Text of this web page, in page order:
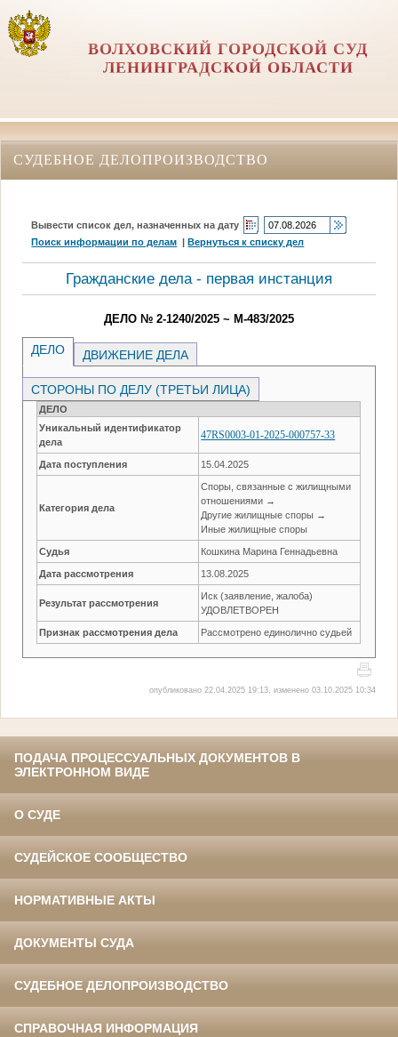
ВОЛХОВСКИЙ ГОРОДСКОЙ СУД
ЛЕНИНГРАДСКОЙ ОБЛАСТИ
СУДЕБНОЕ ДЕЛОПРОИЗВОДСТВО
Вывести список дел, назначенных на дату
Поиск информации по делам |Вернуться к списку дел
Гражданские дела - первая инстанция
ДЕЛО № 2-1240/2025 ~ М-483/2025
ДЕЛО ДВИЖЕНИЕ ДЕЛА
СТОРОНЫ ПО ДЕЛУ (ТРЕТЬИ ЛИЦА)
ДЕЛО
Уникальный идентификатор
дела
47RS0003-01-2025-000757-33
Дата поступления 15.04.2025
Категория дела
Споры, связанные с жилищными
отношениями →
Другие жилищные споры →
Иные жилищные споры
Судья Кошкина Марина Геннадьевна
Дата рассмотрения 13.08.2025
Результат рассмотрения
Иск (заявление, жалоба)
УДОВЛЕТВОРЕН
Признак рассмотрения дела Рассмотрено единолично судьей
опубликовано 22.04.2025 19:13, изменено 03.10.2025 10:34
ПОДАЧА ПРОЦЕССУАЛЬНЫХ ДОКУМЕНТОВ В
ЭЛЕКТРОННОМ ВИДЕ
О СУДЕ
СУДЕЙСКОЕ СООБЩЕСТВО
НОРМАТИВНЫЕ АКТЫ
ДОКУМЕНТЫ СУДА
СУДЕБНОЕ ДЕЛОПРОИЗВОДСТВО
СПРАВОЧНАЯ ИНФОРМАЦИЯ